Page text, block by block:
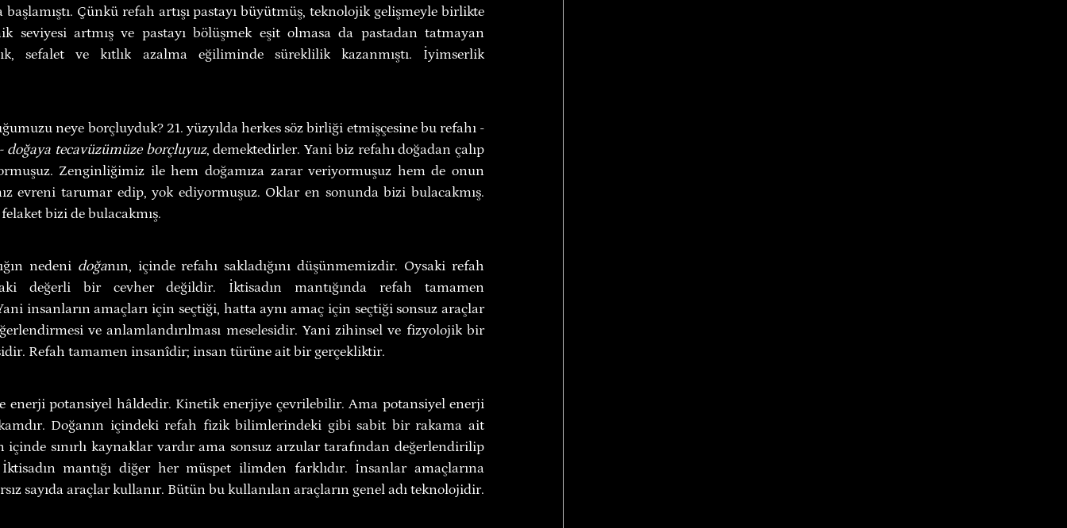
başlamıştı. Çünkü refah artışı pastayı büyütmüş, teknolojik gelişmeyle birlikte
seviyesi artmış ve pastayı bölüşmek eşit olmasa da pastadan tatmayan
sefalet ve kıtlık azalma eğiliminde süreklilik kazanmıştı. İyimserlik
neye borçluyduk? 21. yüzyılda herkes söz birliği etmişçesine bu refahı -
tecavüzümüze borçluyuz, demektedirler. Yani biz refahı doğadan çalıp
Zenginliğimiz ile hem doğamıza zarar veriyormuşuz hem de onun
evreni tarumar edip, yok ediyormuşuz. Oklar en sonunda bizi bulacakmış.
bizi de bulacakmış.
nedeni doğanın, içinde refahı sakladığını düşünmemizdir. Oysaki refah
değerli bir cevher değildir. İktisadın mantığında refah tamamen
insanların amaçları için seçtiği, hatta aynı amaç için seçtiği sonsuz araçlar
ve anlamlandırılması meselesidir. Yani zihinsel ve fizyolojik bir
Refah tamamen insanîdir; insan türüne ait bir gerçekliktir.
enerji potansiyel hâldedir. Kinetik enerjiye çevrilebilir. Ama potansiyel enerji
Doğanın içindeki refah fizik bilimlerindeki gibi sabit bir rakama ait
içinde sınırlı kaynaklar vardır ama sonsuz arzular tarafından değerlendirilip
İktisadın mantığı diğer her müspet ilimden farklıdır. İnsanlar amaçlarına
sayıda araçlar kullanır. Bütün bu kullanılan araçların genel adı teknolojidir.